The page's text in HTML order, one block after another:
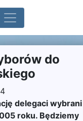
do
delegaci wybrani
roku. Będziemy